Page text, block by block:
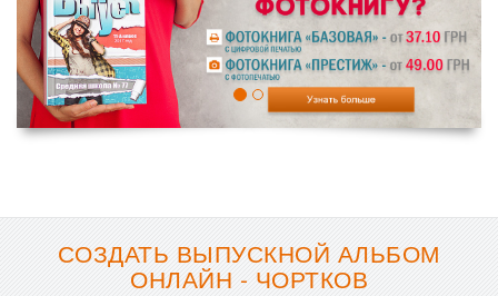
СОЗДАТЬ ВЫПУСКНОЙ АЛЬБОМ
ОНЛАЙН - ЧОРТКОВ